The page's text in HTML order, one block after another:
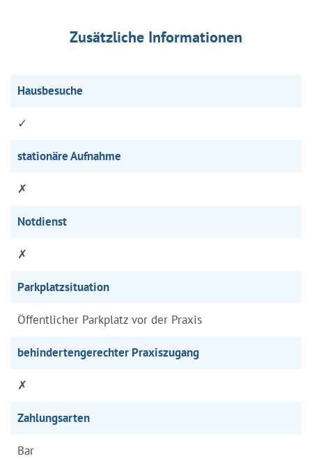
Zusätzliche Informationen
Hausbesuche
✓
stationäre Aufnahme
✗
Notdienst
✗
Parkplatzsituation
Öffentlicher Parkplatz vor der Praxis
behindertengerechter Praxiszugang
✗
Zahlungsarten
Bar